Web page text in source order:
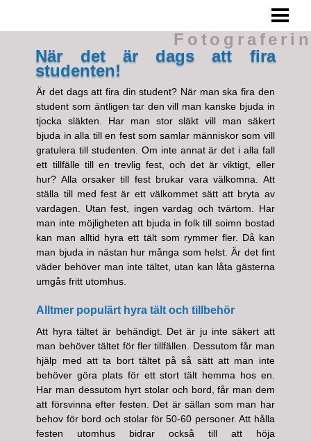
TA BRA BILDER
UNDVIK DÅLIGA BILDER
BLOGG
När det är dags att fira
studenten!
Är det dags att fira din student? När man ska fira den
student som äntligen tar den vill man kanske bjuda in
tjocka släkten. Har man stor släkt vill man säkert
bjuda in alla till en fest som samlar människor som vill
gratulera till studenten. Om inte annat är det i alla fall
ett tillfälle till en trevlig fest, och det är viktigt, eller
hur? Alla orsaker till fest brukar vara välkomna. Att
ställa till med fest är ett välkommet sätt att bryta av
vardagen. Utan fest, ingen vardag och tvärtom. Har
man inte möjligheten att bjuda in folk till soimn bostad
kan man alltid hyra ett tält som rymmer fler. Då kan
man bjuda in nästan hur många som helst. Är det fint
väder behöver man inte tältet, utan kan låta gästerna
umgås fritt utomhus.
Alltmer populärt hyra tält och tillbehör
Att hyra tältet är behändigt. Det är ju inte säkert att
man behöver tältet för fler tillfällen. Dessutom får man
hjälp med att ta bort tältet på så sätt att man inte
behöver göra plats för ett stort tält hemma hos en.
Har man dessutom hyrt stolar och bord, får man dem
att försvinna efter festen. Det är sällan som man har
behov för bord och stolar för 50-60 personer. Att hålla
festen utomhus bidrar också till att höja